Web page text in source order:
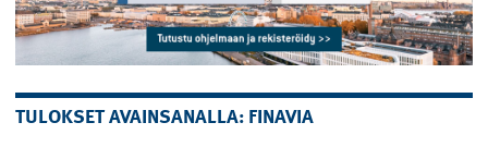
TULOKSET AVAINSANALLA: FINAVIA